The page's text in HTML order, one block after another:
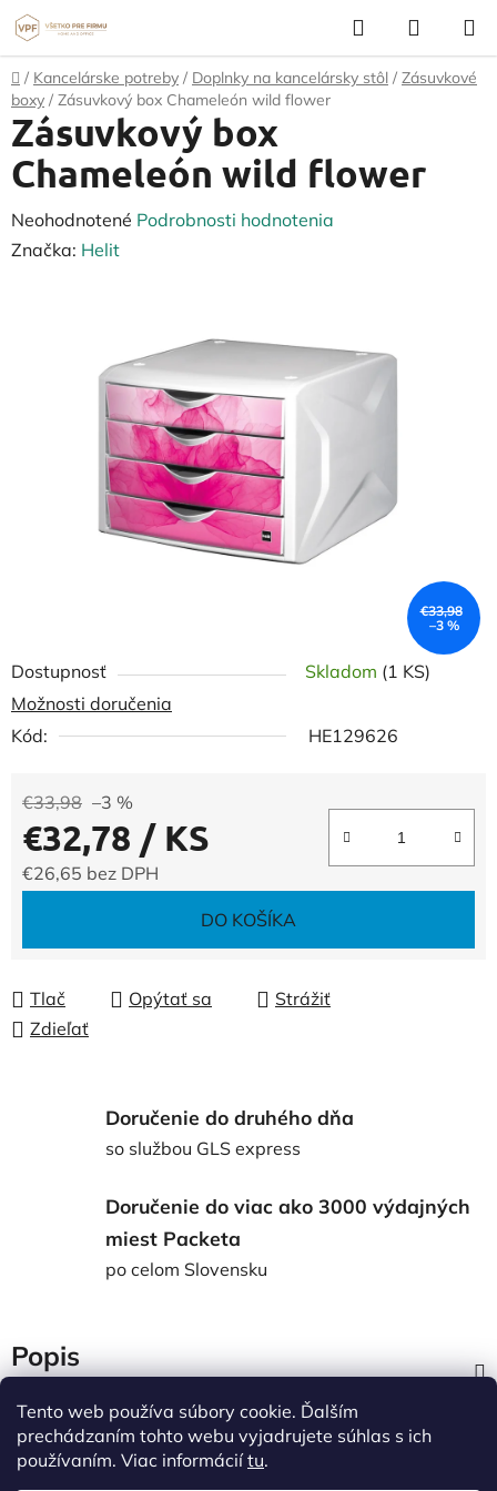
Tento web používa súbory cookie. Ďalším
prechádzaním tohto webu vyjadrujete súhlas s ich
používaním. Viac informáciítu.
Prejsť
na
obsah
Hľadať
KOŠÍK
Domov
/ Kancelárske potreby / Doplnky na kancelársky stôl / Zásuvkové
boxy / Zásuvkový box Chameleón wild flower
Dostupnosť Skladom (1 KS)
Možnosti doručenia
Kód:
HE129626
€33,98 –3 %
€32,78 / KS
€26,65 bez DPH
DO KOŠÍKA
Tlač Opýtať sa
Strážiť
Zdieľať
Zásuvkový box
Chameleón wild flower
Priemerné
hodnotenie
Neohodnotené Podrobnosti hodnotenia
Značka: Helit
€33,98
–3 %
Doručenie do druhého dňa
so službou GLS express
Doručenie do viac ako 3000 výdajných
miest Packeta
po celom Slovensku
Popis
Diskusia